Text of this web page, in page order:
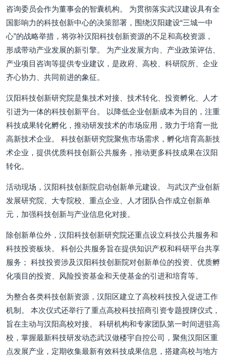
咨询委员会作为董事会的智囊机构。 为贯彻落实武汉建设具有全
国影响力的科技创新中心的决策部署，围绕汉阳建设“三城一中
心”的战略举措，将弥补汉阳科技创新资源的不足和高校资源，
形成带动产业发展的新引擎。 为产业发展方向、产业政策评估、
产业项目咨询等提供专业建议，是政府、高校、科研院所、企业
齐心协力、共同前进的象征。
汉阳科技创新研究院是集技术对接、技术转化、投资孵化、人才
引进为一体的科技创新平台。 以降低企业创新成本为目的，注重
科技成果转化孵化，推动研发技术的市场应用，致力于培育一批
高新技术企业。 科技创新研究院聚焦市场需求，孵化培育高新技
术企业，提供优质科技创新公共服务，推动更多科技成果在汉阳
转化。
活动现场，汉阳科技创新院启动创新单元建设。 与武汉产业创新
发展研究院、大专院校、重点企业、人才团队合作成立创新单
元，加强科技创新与产业信息化对接。
除创新单位外，汉阳科技创新研究院还重点设立科技公共服务和
科技投资板块。 科创公共服务旨在提供知识产权和科研平台共享
服务； 科技投资涉及汉阳科技创新院对创新单位的投资、优质孵
化项目的投资、风险投资基金和天使基金的引进和培育等。
为整合各类科技创新资源，汉阳区建立了高校科技投入促进工作
机制。 本次仪式还举行了重点高校科技招商引资专题授牌仪式，
旨在主动与汉阳高校对接。 科研机构和专家团队第一时间进驻高
校，掌握最新科技研发动态武汉做楼宇自控公司，聚焦汉阳区重
点发展产业，定期收集最新有效科技成果信息，搭建高校与地方